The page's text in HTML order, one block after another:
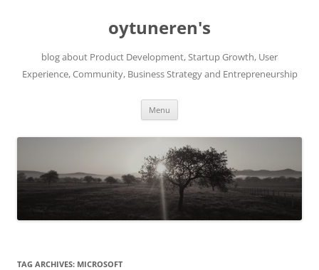
oytuneren's
blog about Product Development, Startup Growth, User
Experience, Community, Business Strategy and Entrepreneurship
Menu
TAG ARCHIVES: MICROSOFT